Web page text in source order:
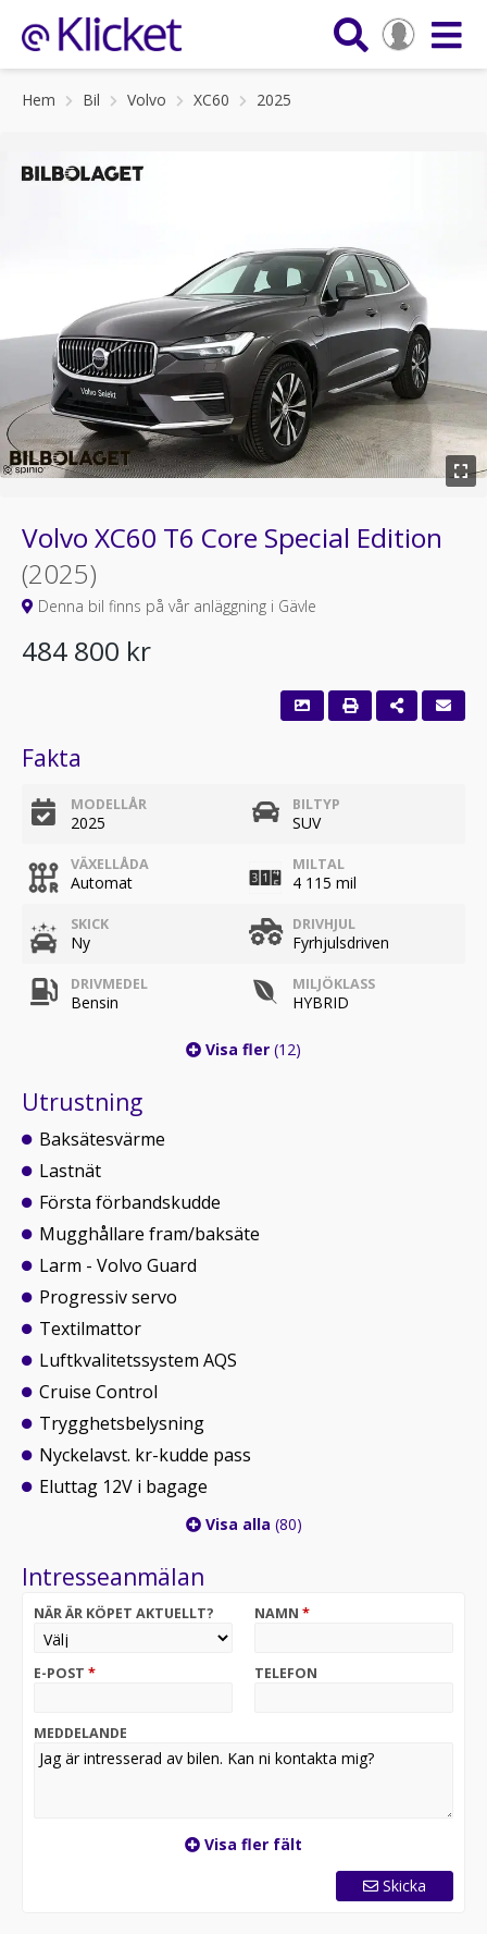
Hem Bil Volvo XC60 2025
Volvo XC60 T6 Core Special Edition
(2025)
Denna bil finns på vår anläggning i Gävle
484 800 kr
Fakta
MODELLÅR
2025
BILTYP
SUV
VÄXELLÅDA
Automat
MILTAL
4 115 mil
SKICK
Ny
DRIVHJUL
Fyrhjulsdriven
DRIVMEDEL
Bensin
MILJÖKLASS
HYBRID
Visa fler (12)
Utrustning
Baksätesvärme
Lastnät
Första förbandskudde
Mugghållare fram/baksäte
Larm - Volvo Guard
Progressiv servo
Textilmattor
Luftkvalitetssystem AQS
Cruise Control
Trygghetsbelysning
Nyckelavst. kr-kudde pass
Eluttag 12V i bagage
Visa alla (80)
Intresseanmälan
NÄR ÄR KÖPET AKTUELLT? NAMN *
E-POST * TELEFON
MEDDELANDE
Visa fler fält
Skicka